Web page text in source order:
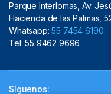
Parque Interlomas, Av.
Hacienda de las Palmas,
Whatsapp:55 7454 6190
Tel: 55 9462 9696
Síguenos: